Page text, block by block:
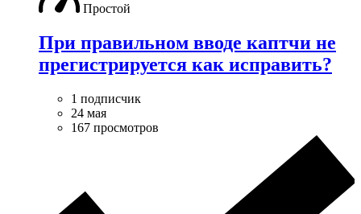
Простой
При правильном вводе каптчи не
прегистрируется как исправить?
1 подписчик
24 мая
167 просмотров